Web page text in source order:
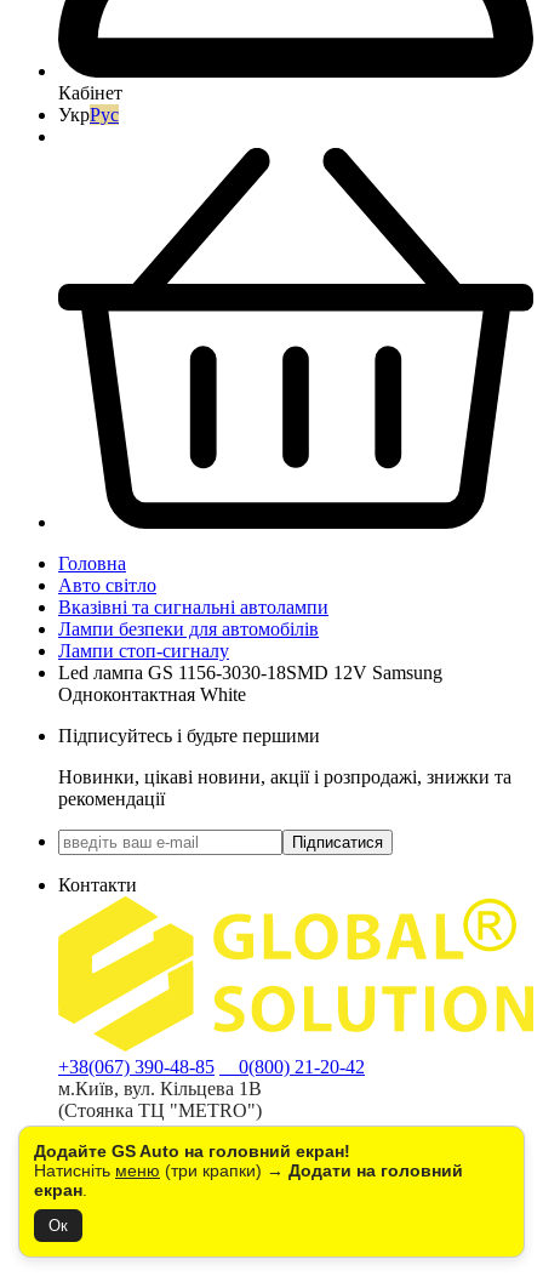
Додайте GS Auto на головний екран!
Натисніть меню (три крапки) → Додати на головний
екран
Ок
Кабінет
УкрРус
Головна
Авто світло
Вказівні та сигнальні автолампи
Лампи безпеки для автомобілів
Лампи стоп-сигналу
Led лампа GS 1156-3030-18SMD 12V Samsung
Одноконтактная White
Підписуйтесь і будьте першими
Новинки, цікаві новини, акції і розпродажі, знижки та
рекомендації
Підписатися
Контакти
+38(067) 390-48-85
0(800) 21-20-42
м.Київ, вул. Кільцева 1В
(Стоянка ТЦ "METRO")